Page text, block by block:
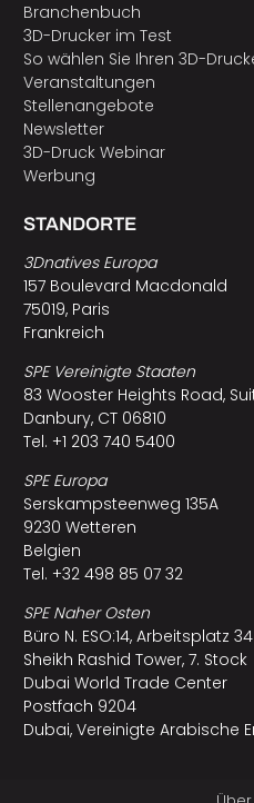
Branchenbuch
3D-Drucker im Test
So wählen Sie Ihren 3D-
Veranstaltungen
Stellenangebote
Newsletter
3D-Druck Webinar
Werbung
STANDORTE
3Dnatives Europa
157 Boulevard Macdonald
75019, Paris
Frankreich
SPE Vereinigte Staaten
83 Wooster Heights Road,
Danbury, CT 06810
Tel. +1 203 740 5400
SPE Europa
Serskampsteenweg 135A
9230 Wetteren
Belgien
Tel. +32 498 85 07 32
SPE Naher Osten
Büro N. ESO:14, Arbeitsplatz 34
Sheikh Rashid Tower, 7. Stock
Dubai World Trade Center
Postfach 9204
Dubai, Vereinigte Arabische